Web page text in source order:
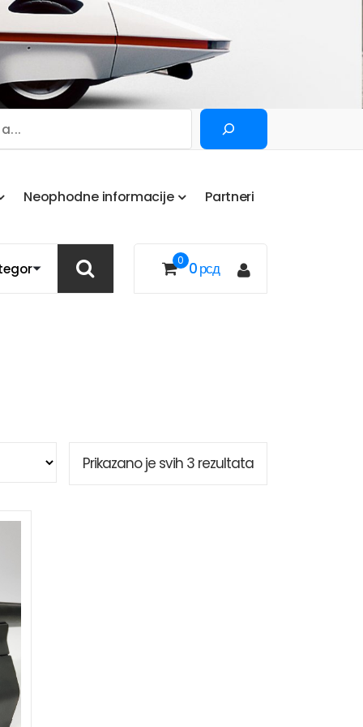
Neophodne informacije Partneri
0 0рсд
Prikazano je svih 3 rezultataSortirano